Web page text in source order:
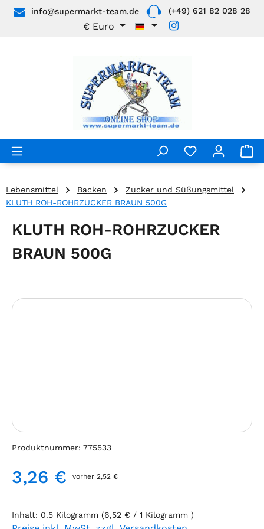
Zum Hauptinhalt springen
info@supermarkt-team.de (+49) 621 82 028 28
€ Euro
Lebensmittel Backen
Zucker und Süßungsmittel
KLUTH ROH-ROHRZUCKER BRAUN 500G
KLUTH ROH-ROHRZUCKER
BRAUN 500G
Bildergalerie überspringen
Produktnummer: 775533
Regulärer Preis:
3,26 € vorher 2,52 €
Inhalt: 0.5 Kilogramm (6,52 € / 1 Kilogramm )